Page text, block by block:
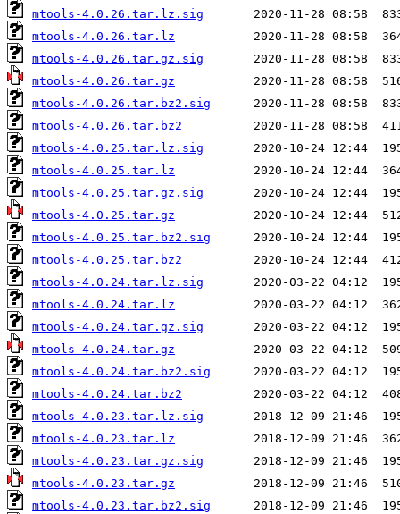
mtools-4.0.26.tar.lz.sig
mtools-4.0.26.tar.lz
mtools-4.0.26.tar.gz.sig
mtools-4.0.26.tar.gz
mtools-4.0.26.tar.bz2.sig
mtools-4.0.26.tar.bz2
mtools-4.0.25.tar.lz.sig
mtools-4.0.25.tar.lz
mtools-4.0.25.tar.gz.sig
mtools-4.0.25.tar.gz
mtools-4.0.25.tar.bz2.sig
mtools-4.0.25.tar.bz2
mtools-4.0.24.tar.lz.sig
mtools-4.0.24.tar.lz
mtools-4.0.24.tar.gz.sig
mtools-4.0.24.tar.gz
mtools-4.0.24.tar.bz2.sig
mtools-4.0.24.tar.bz2
mtools-4.0.23.tar.lz.sig
mtools-4.0.23.tar.lz
mtools-4.0.23.tar.gz.sig
mtools-4.0.23.tar.gz
mtools-4.0.23.tar.bz2.sig